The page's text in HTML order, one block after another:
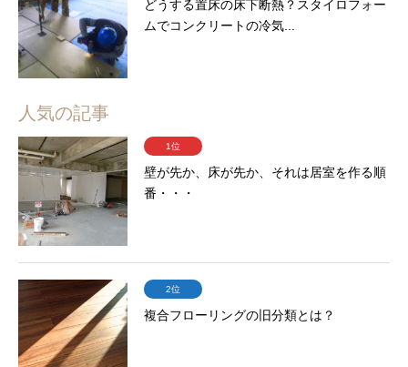
どうする置床の床下断熱？スタイロフォー
ムでコンクリートの冷気...
人気の記事
1位
壁が先か、床が先か、それは居室を作る順
番・・・
2位
複合フローリングの旧分類とは？